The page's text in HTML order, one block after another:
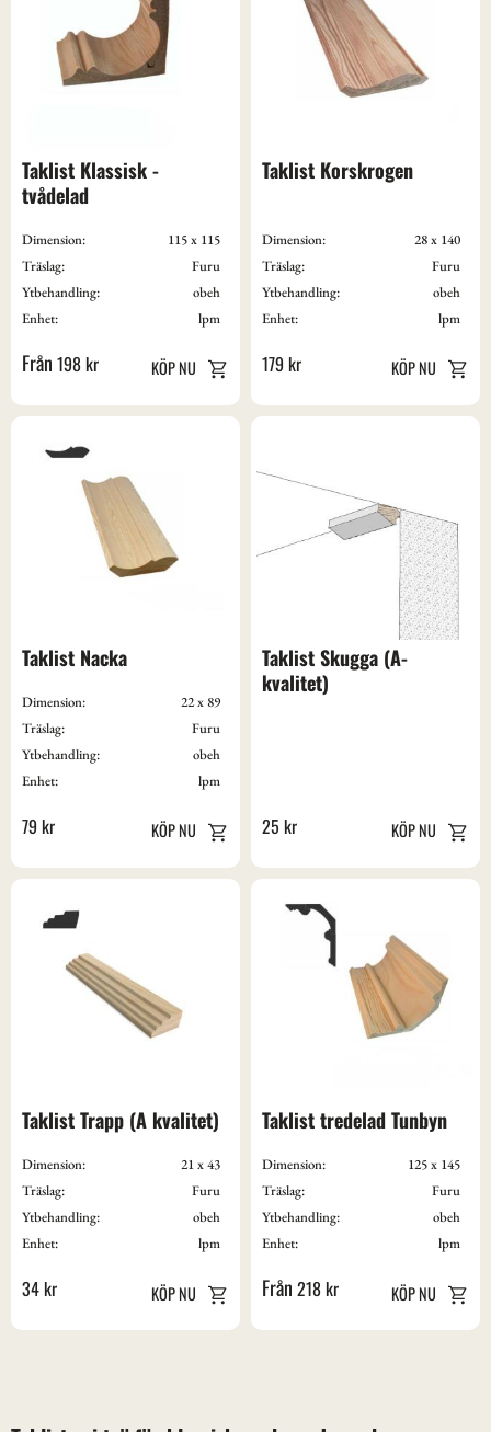
Taklist Klassisk -
tvådelad
198kr
Dimension:
115 x 115
Träslag:
Furu
Ytbehandling:
obeh
Enhet:
lpm
Taklist Korskrogen
179kr
Dimension:
28 x 140
Träslag:
Furu
Ytbehandling:
obeh
Enhet:
lpm
Taklist Nacka
79kr
Dimension:
22 x 89
Träslag:
Furu
Ytbehandling:
obeh
Enhet:
lpm
Taklist Skugga (A-
kvalitet)
25 kr
Taklist Trapp (A kvalitet)
34kr
Dimension:
21 x 43
Träslag:
Furu
Ytbehandling:
obeh
Enhet:
lpm
Taklist tredelad Tunbyn
218kr
Dimension:
125 x 145
Träslag:
Furu
Ytbehandling:
obeh
Enhet:
lpm